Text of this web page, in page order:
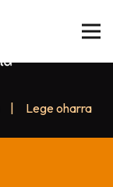
Lege oharra